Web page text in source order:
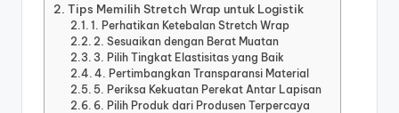
Tips Memilih Stretch Wrap untuk Logistik
1. Perhatikan Ketebalan Stretch Wrap
2. Sesuaikan dengan Berat Muatan
3. Pilih Tingkat Elastisitas yang Baik
4. Pertimbangkan Transparansi Material
5. Periksa Kekuatan Perekat Antar Lapisan
6. Pilih Produk dari Produsen Terpercaya